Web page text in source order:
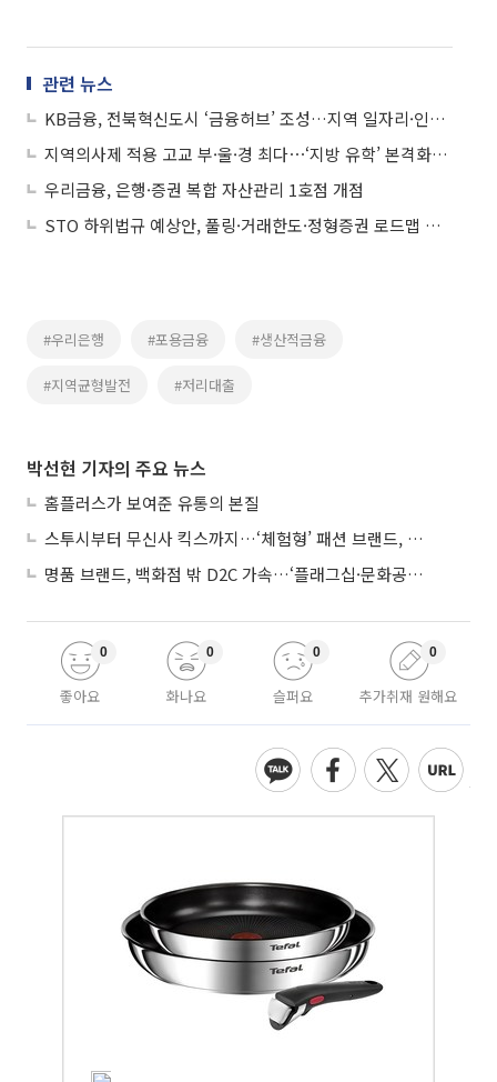
관련 뉴스
KB금융, 전북혁신도시 ‘금융허브’ 조성…지역 일자리·인프라 확충
지역의사제 적용 고교 부·울·경 최다⋯‘지방 유학’ 본격화되나
우리금융, 은행·증권 복합 자산관리 1호점 개점
STO 하위법규 예상안, 풀링·거래한도·정형증권 로드맵 제시
#우리은행 #포용금융 #생산적금융
#지역균형발전 #저리대출
박선현 기자의 주요 뉴스
홈플러스가 보여준 유통의 본질
스투시부터 무신사 킥스까지…‘체험형’ 패션 브랜드, 잇단 제주행
명품 브랜드, 백화점 밖 D2C 가속…‘플래그십·문화공간’ 전략 눈길
좋아요
0
화나요
0
슬퍼요
0
추가취재 원해요
0